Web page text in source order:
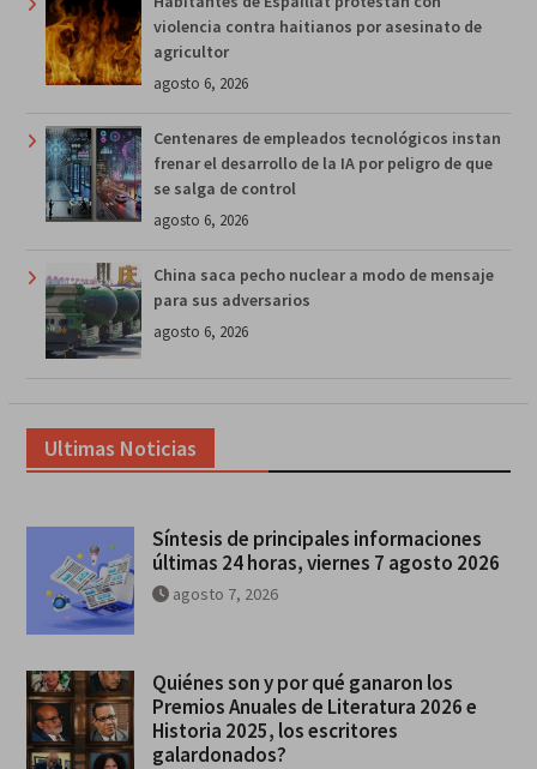
violencia contra haitianos por asesinato de
agricultor
agosto 6, 2026
Centenares de empleados tecnológicos instan
frenar el desarrollo de la IA por peligro de que
se salga de control
agosto 6, 2026
China saca pecho nuclear a modo de mensaje
para sus adversarios
agosto 6, 2026
Ultimas Noticias
Síntesis de principales informaciones
últimas 24 horas, viernes 7 agosto 2026
agosto 7, 2026
Quiénes son y por qué ganaron los
Premios Anuales de Literatura 2026 e
Historia 2025, los escritores
galardonados?